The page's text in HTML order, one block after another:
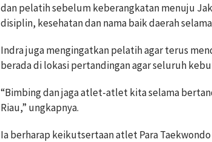
dan pelatih sebelum keberangkatan menuju
disiplin, kesehatan dan nama baik daerah
Indra juga mengingatkan pelatih agar terus
berada di lokasi pertandingan agar seluruh
“Bimbing dan jaga atlet-atlet kita selama
Riau,” ungkapnya.
Ia berharap keikutsertaan atlet Para